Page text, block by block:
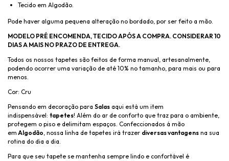
Tecido em Algodão.
Pode haver alguma pequena alteração no bordado, por ser feito a mão.
MODELO PRÉ ENCOMENDA, TECIDO APÓS A COMPRA. CONSIDERAR 10
DIAS A MAIS NO PRAZO DE ENTREGA.
Todos os nossos tapetes são feitos de forma manual, artesanalmente,
podendo ocorrer uma variação de até 10% no tamanho, para mais ou para
menos.
Cor: Cru
Pensando em decoração para Salas aqui está um item
indispensável: tapetes! Além do ar de conforto que traz para o ambiente,
protegem o piso e delimitam espaços. Confeccionados á mão
em Algodão, nossa linha de tapetes irá trazer diversas vantagens na sua
rotina do dia a dia.
Para que seu tapete se mantenha sempre lindo e confortável é